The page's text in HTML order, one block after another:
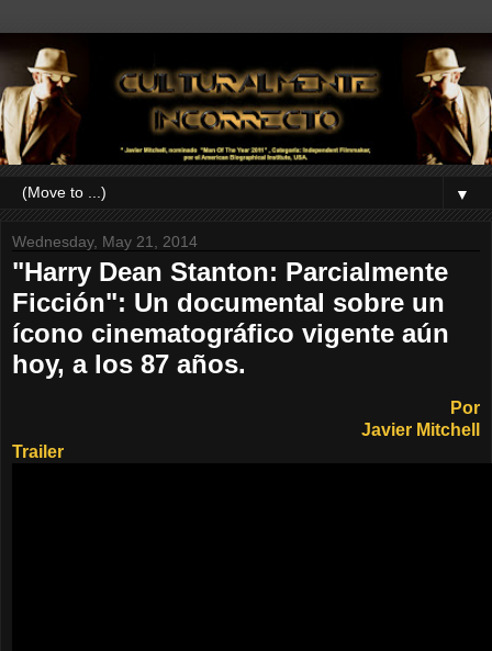
▼
Wednesday, May 21, 2014
"Harry Dean Stanton: Parcialmente
Ficción": Un documental sobre un
ícono cinematográfico vigente aún
hoy, a los 87 años.
Por
Javier Mitchell
Trailer